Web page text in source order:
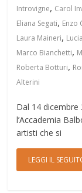
Introvigne, Carol
Eliana Segati, Enzo
Laura Maineri,
Marco Bianchetti,
Roberta Botturi,
Alterini
Dal 14 dicembre
l’Accademia
artisti che si
LEGGI IL